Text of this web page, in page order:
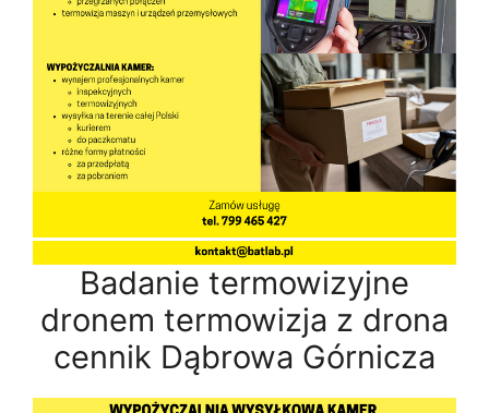
Badanie termowizyjne
dronem termowizja z drona
cennik Dąbrowa Górnicza